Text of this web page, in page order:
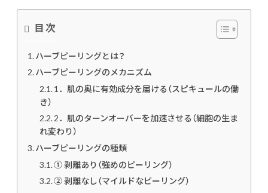
目次
ハーブピーリングとは？
ハーブピーリングのメカニズム
1．肌の奥に有効成分を届ける（スピキュールの働
き）
2．肌のターンオーバーを加速させる（細胞の生ま
れ変わり）
ハーブピーリングの種類
① 剥離あり（強めのピーリング）
② 剥離なし（マイルドなピーリング）